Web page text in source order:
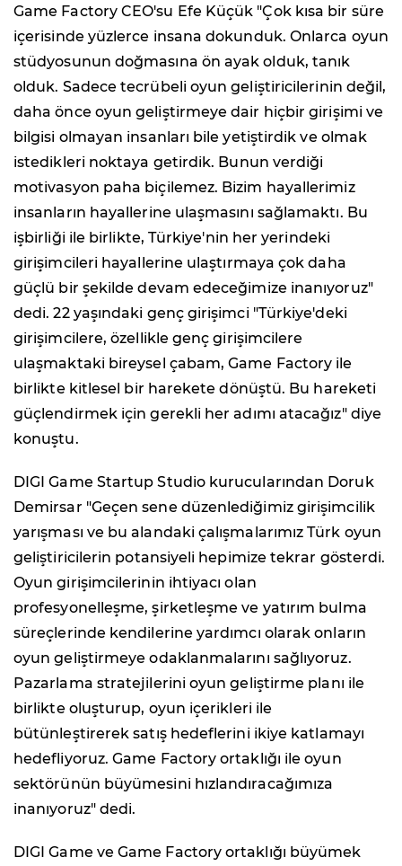
Game Factory CEO'su Efe Küçük "Çok kısa bir süre
içerisinde yüzlerce insana dokunduk. Onlarca oyun
stüdyosunun doğmasına ön ayak olduk, tanık
olduk. Sadece tecrübeli oyun geliştiricilerinin değil,
daha önce oyun geliştirmeye dair hiçbir girişimi ve
bilgisi olmayan insanları bile yetiştirdik ve olmak
istedikleri noktaya getirdik. Bunun verdiği
motivasyon paha biçilemez. Bizim hayallerimiz
insanların hayallerine ulaşmasını sağlamaktı. Bu
işbirliği ile birlikte, Türkiye'nin her yerindeki
girişimcileri hayallerine ulaştırmaya çok daha
güçlü bir şekilde devam edeceğimize inanıyoruz"
dedi. 22 yaşındaki genç girişimci "Türkiye'deki
girişimcilere, özellikle genç girişimcilere
ulaşmaktaki bireysel çabam, Game Factory ile
birlikte kitlesel bir harekete dönüştü. Bu hareketi
güçlendirmek için gerekli her adımı atacağız" diye
konuştu.
DIGI Game Startup Studio kurucularından Doruk
Demirsar "Geçen sene düzenlediğimiz girişimcilik
yarışması ve bu alandaki çalışmalarımız Türk oyun
geliştiricilerin potansiyeli hepimize tekrar gösterdi.
Oyun girişimcilerinin ihtiyacı olan
profesyonelleşme, şirketleşme ve yatırım bulma
süreçlerinde kendilerine yardımcı olarak onların
oyun geliştirmeye odaklanmalarını sağlıyoruz.
Pazarlama stratejilerini oyun geliştirme planı ile
birlikte oluşturup, oyun içerikleri ile
bütünleştirerek satış hedeflerini ikiye katlamayı
hedefliyoruz. Game Factory ortaklığı ile oyun
sektörünün büyümesini hızlandıracağımıza
inanıyoruz" dedi.
DIGI Game ve Game Factory ortaklığı büyümek